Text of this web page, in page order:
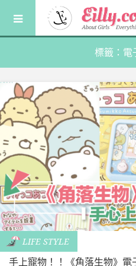
content
標籤：電
LIFE STYLE
手上寵物！！《角落生物》電